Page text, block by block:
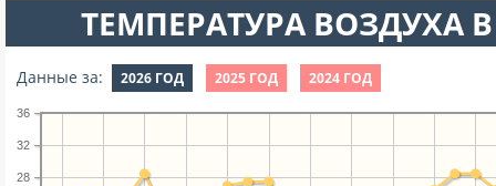
ТЕМПЕРАТУРА ВОЗДУХА
Данные за: 2026 ГОД 2025 ГОД 2024 ГОД
28
32
36